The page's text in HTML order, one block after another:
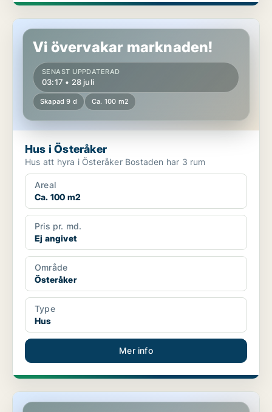
Hus i Österåker
Vi övervakar marknaden!
SENAST UPPDATERAD
03:17 • 28 juli
Skapad 9 d Ca. 100 m2
Hus i Österåker
Hus att hyra i Österåker Bostaden har 3 rum
Areal
Ca. 100 m2
Pris pr. md.
Ej angivet
Område
Österåker
Type
Hus
Mer info
Hus i Österåker, Åkersberga